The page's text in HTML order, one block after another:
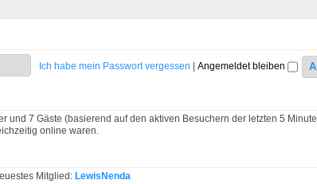
Ich habe mein Passwort vergessen Angemeldet bleiben
und 7 Gäste (basierend auf den aktiven Besuchern der letzten 5
online waren.
Mitglied: LewisNenda